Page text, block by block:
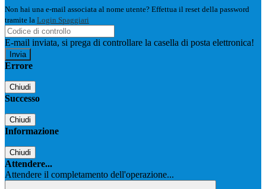
Non hai una e-mail associata al nome utente? Effettua il reset della password
tramite la Login Spaggiari
E-mail inviata, si prega di controllare la casella di posta elettronica!
Errore
Chiudi
Successo
Chiudi
Informazione
Chiudi
Attendere...
Attendere il completamento dell'operazione...